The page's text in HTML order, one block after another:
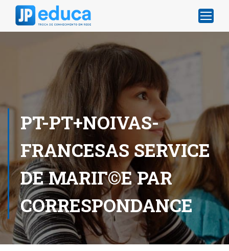
PT-PT+NOIVAS-
FRANCESAS SERVICE
DE MARIГ©E PAR
CORRESPONDANCE